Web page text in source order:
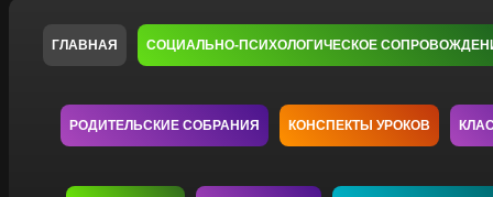
ГЛАВНАЯ СОЦИАЛЬНО-ПСИХОЛОГИЧЕСКОЕ
РОДИТЕЛЬСКИЕ СОБРАНИЯ КОНСПЕКТЫ УРОКОВ